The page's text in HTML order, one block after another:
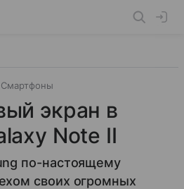
Смартфоны
экран в
Note II
по-настоящему
своих огромных